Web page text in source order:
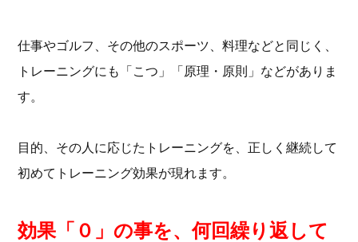
仕事やゴルフ、その他のスポーツ、料理などと同じく、
トレーニングにも「こつ」「原理・原則」などがありま
す。
目的、その人に応じたトレーニングを、正しく継続して
初めてトレーニング効果が現れます。
効果「０」の事を、何回繰り返して